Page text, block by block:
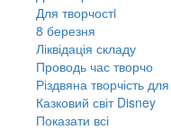
Для творчостi
8 березня
Ліквідація складу
Проводь час творчо
Різдвяна творчість для
Казковий світ Disney
Показати всі